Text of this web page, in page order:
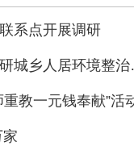
系点开展调研
城乡人居环境整治
教一元钱奉献”活